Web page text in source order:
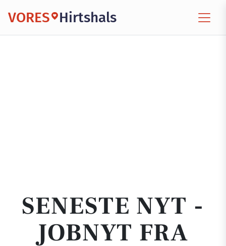
VORES Hirtshals
SENESTE NYT -
JOBNYT FRA